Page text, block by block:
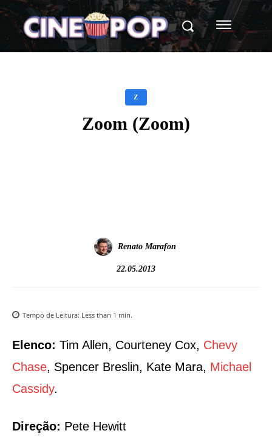
Z
Zoom (Zoom)
Renato Marafon
22.05.2013
Tempo de Leitura: Less than 1 min.
Elenco: Tim Allen, Courteney Cox, Chevy
Chase, Spencer Breslin, Kate Mara, Michael
Cassidy.
Direção: Pete Hewitt